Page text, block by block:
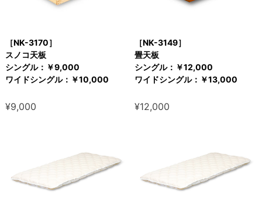
［NK-3170］
スノコ天板
シングル：￥9,000
ワイドシングル：￥10,000
¥9,000
［NK-3149］
畳天板
シングル：￥12,000
ワイドシングル：￥13,000
¥12,000